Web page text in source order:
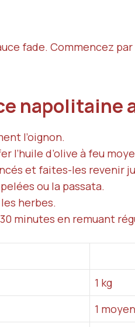
fade. Commencez
napolitaine
l’oignon.
l’huile d’olive à feu
et faites-les revenir
ou la passata.
herbes.
minutes en remuant
1 kg
1 moyen